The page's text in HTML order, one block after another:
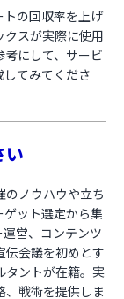
の回収率を上げ
クスが実際に使用
にして、サービ
てみてくださ
い
ノウハウや立ち
ット選定から集
営、コンテンツ
伝会議を初めとす
タントが在籍。実
、戦術を提供しま